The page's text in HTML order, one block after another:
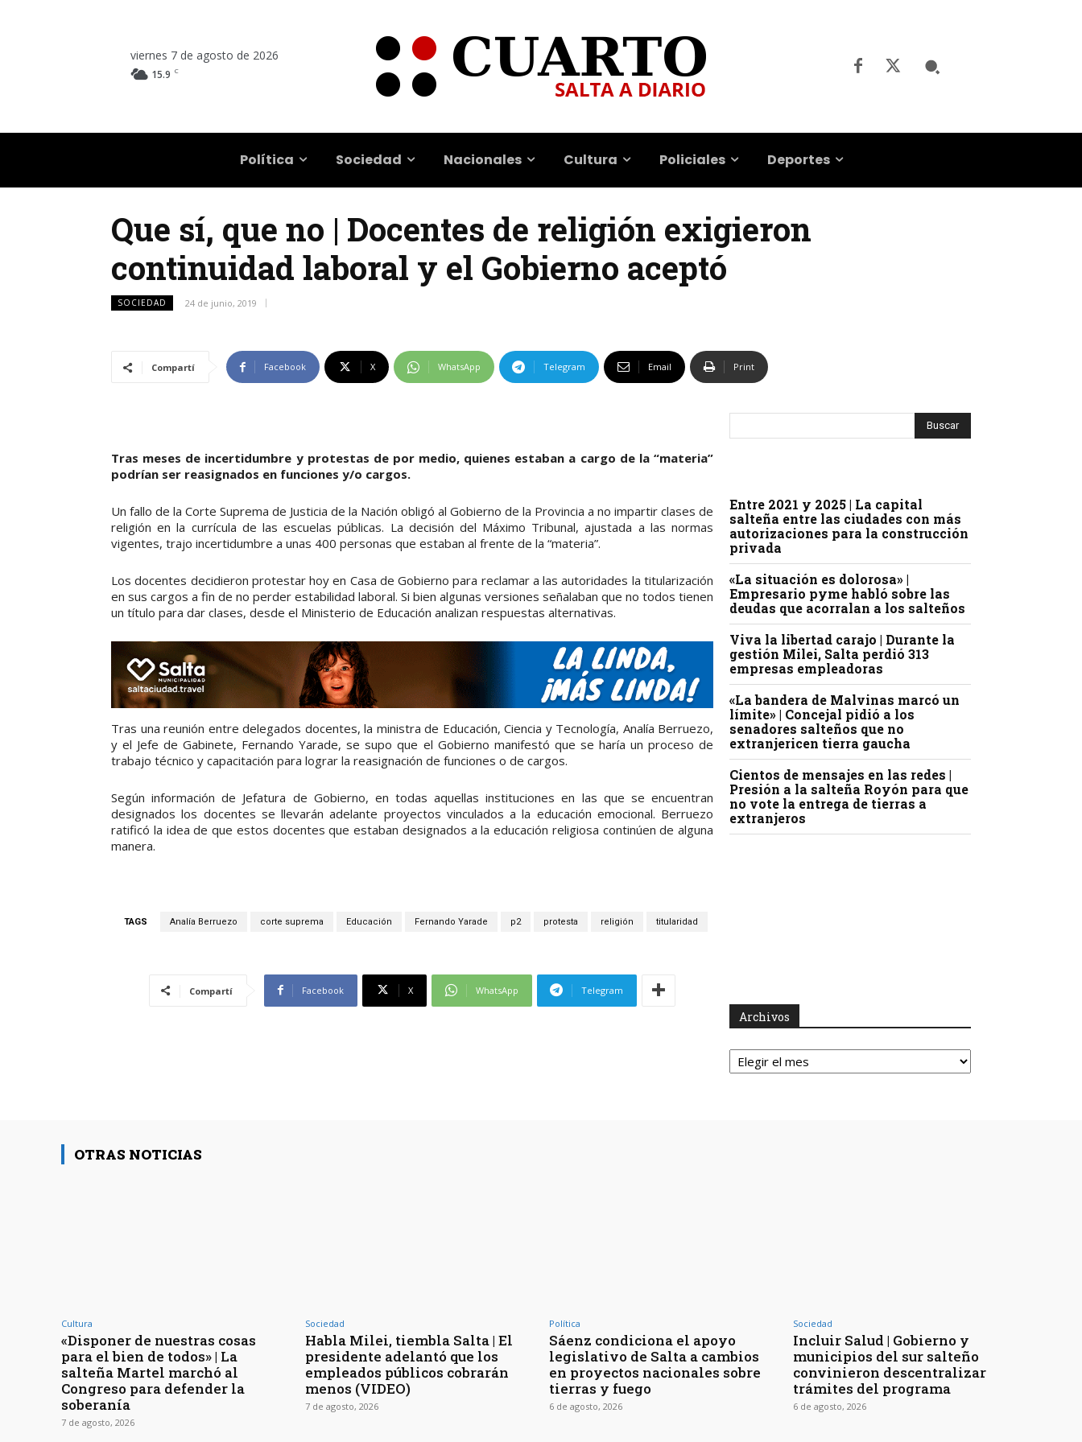
viernes 7 de agosto de 2026
15.9 C
Política Sociedad Nacionales Cultura Policiales Deportes
Que sí, que no | Docentes de religión exigieron
continuidad laboral y el Gobierno aceptó
SOCIEDAD 24 de junio, 2019
Compartí Facebook X WhatsApp Telegram Email Print
Tras meses de incertidumbre y protestas de por medio, quienes estaban a cargo de la “materia”
podrían ser reasignados en funciones y/o cargos.
Un fallo de la Corte Suprema de Justicia de la Nación obligó al Gobierno de la Provincia a no impartir clases de
religión en la currícula de las escuelas públicas. La decisión del Máximo Tribunal, ajustada a las normas
vigentes, trajo incertidumbre a unas 400 personas que estaban al frente de la “materia”.
Los docentes decidieron protestar hoy en Casa de Gobierno para reclamar a las autoridades la titularización
en sus cargos a fin de no perder estabilidad laboral. Si bien algunas versiones señalaban que no todos tienen
un título para dar clases, desde el Ministerio de Educación analizan respuestas alternativas.
Tras una reunión entre delegados docentes, la ministra de Educación, Ciencia y Tecnología, Analía Berruezo,
y el Jefe de Gabinete, Fernando Yarade, se supo que el Gobierno manifestó que se haría un proceso de
trabajo técnico y capacitación para lograr la reasignación de funciones o de cargos.
Según información de Jefatura de Gobierno, en todas aquellas instituciones en las que se encuentran
designados los docentes se llevarán adelante proyectos vinculados a la educación emocional. Berruezo
ratificó la idea de que estos docentes que estaban designados a la educación religiosa continúen de alguna
manera.
TAGS Analía Berruezo corte suprema Educación Fernando Yarade p2 protesta religión titularidad
Compartí Facebook X WhatsApp Telegram
Entre 2021 y 2025 | La capital
salteña entre las ciudades con más
autorizaciones para la construcción
privada
«La situación es dolorosa» |
Empresario pyme habló sobre las
deudas que acorralan a los salteños
Viva la libertad carajo | Durante la
gestión Milei, Salta perdió 313
empresas empleadoras
«La bandera de Malvinas marcó un
límite» | Concejal pidió a los
senadores salteños que no
extranjericen tierra gaucha
Cientos de mensajes en las redes |
Presión a la salteña Royón para que
no vote la entrega de tierras a
extranjeros
Archivos
Archivos
OTRAS NOTICIAS
Cultura
«Disponer de nuestras cosas
para el bien de todos» | La
salteña Martel marchó al
Congreso para defender la
soberanía
7 de agosto, 2026
Sociedad
Habla Milei, tiembla Salta | El
presidente adelantó que los
empleados públicos cobrarán
menos (VIDEO)
7 de agosto, 2026
Política
Sáenz condiciona el apoyo
legislativo de Salta a cambios
en proyectos nacionales sobre
tierras y fuego
6 de agosto, 2026
Sociedad
Incluir Salud | Gobierno y
municipios del sur salteño
convinieron descentralizar
trámites del programa
6 de agosto, 2026